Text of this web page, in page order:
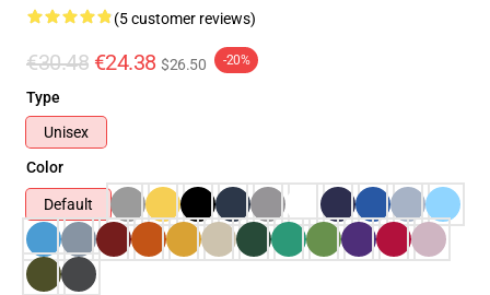
(5 customer reviews)
€30.48 €24.38 $26.50 -20%
Type
Unisex
Color
Default